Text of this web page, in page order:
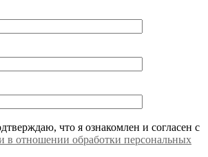
что я ознакомлен и согласен с
в отношении обработки персональных